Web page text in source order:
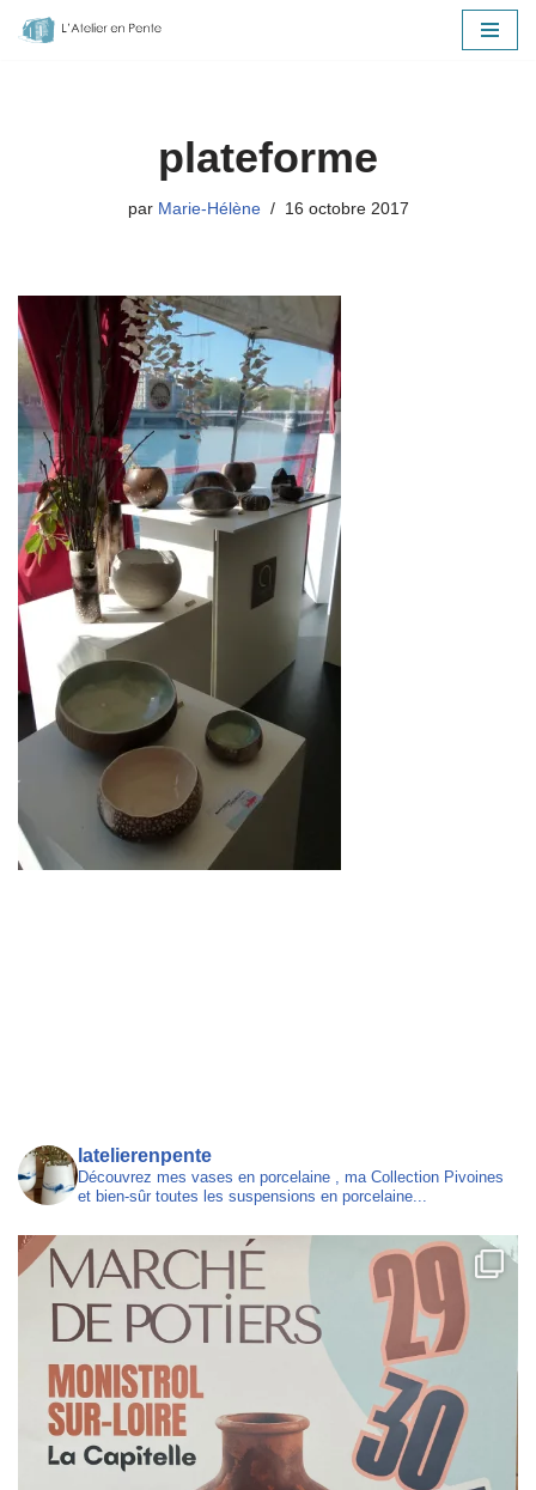
plateforme
par Marie-Hélène 16 octobre 2017
latelierenpente
Découvrez mes vases en porcelaine , ma Collection Pivoines
et bien-sûr toutes les suspensions en porcelaine...